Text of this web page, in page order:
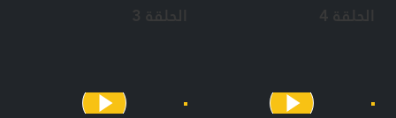
الحلقة 4 الحلقة 3